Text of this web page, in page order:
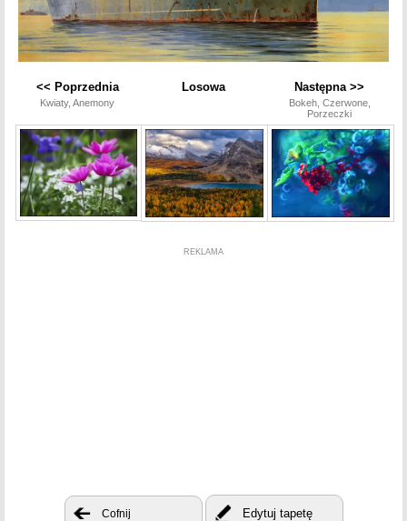
<< Poprzednia
Kwiaty, Anemony
Losowa Następna >>
Bokeh, Czerwone,
Porzeczki
REKLAMA
Cofnij Edytuj tapetę